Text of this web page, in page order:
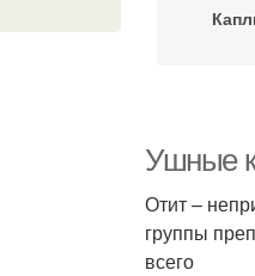
Ушные
Отит –
группы
всего